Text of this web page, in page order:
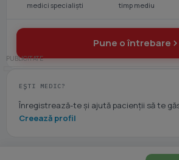
medici specialiști timp mediu
Pune o întrebare
EȘTI MEDIC?
Înregistrează-te și ajută pacienții să te
Creează profil